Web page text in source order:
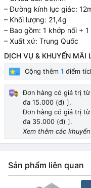
– Đường kính lục giác:
– Khối lượng: 21,4g
– Bao gồm: 1 khớp nối +
– Xuất xứ: Trung Quốc
DỊCH VỤ & KHUYẾN MÃI
Cộng thêm 1 điểm
Đơn hàng có giá trị từ
đa 15.000 (đ) ].
Đơn hàng có giá trị từ
đa 35.000 (đ) ].
Xem thêm các
Sản phẩm liên quan